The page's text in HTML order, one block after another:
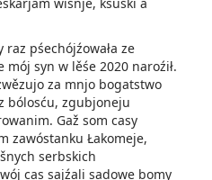
pśechójźowała ze
mój syn w lěśe 2020 naroźił.
za mnjo bogatstwo
bólosću, zgubjoneju
Gaž som casy
zawóstanku Łakomeje,
serbskich
cas sajźali sadowe bomy